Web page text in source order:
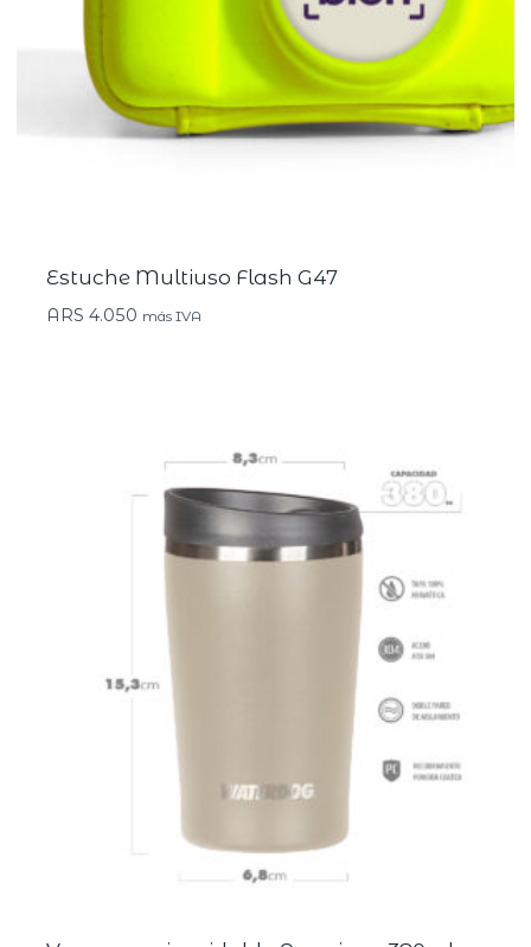
Estuche Multiuso Flash G47
ARS 4.050 más IVA